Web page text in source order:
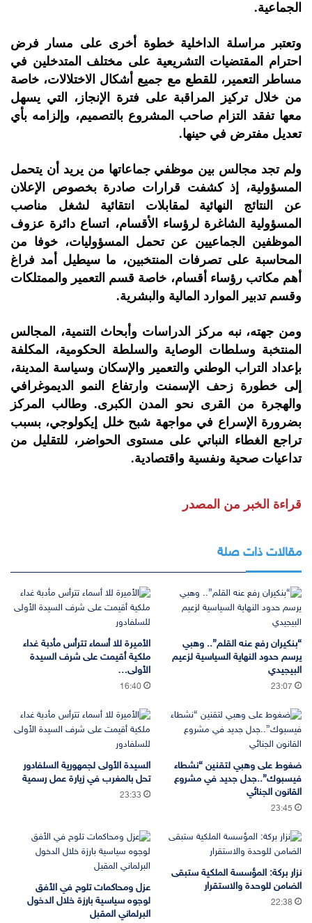
الجماعية.
وتعتبر مراسلة الداخلية خطوة أخرى على مسار فرض
احترام المقتضيات التشريعية على مختلف المتدخلين في
مساطر التعمير، للقطع مع جميع أشكال الاختلالات، خاصة
من خلال تركيز المراقبة على فترة الإنجاز، التي يسهل
معها تفقد التزام صاحب المشروع بالتصميم، وإلزامه بأي
تعديل مفترض في حينها.
ولم تجد مجالس بين موظفي جماعاتها من يريد أن يتحمل
المسؤولية، إذ كشفت قرارات صادرة بخصوص الإعلان
عن النتائج النهائية لمقابلات انتقائية لشغل مناصب
المسؤولية الشاغرة لرؤساء الأقسام، اتساع دائرة عزوف
الموظفين الجماعيين عن تحمل المسؤوليات، خوفا من
المحاسبة على تصرفات المنتخبين، ما سيطيل أمد فراغ
أهم مكاتب رؤساء أقسام، خاصة قسم التعمير والممتلكات
وقسم تدبير الموارد المالية والبشرية.
ومن جهته، نبه مركز الدراسات وأبحاث التنمية، المجالس
المنتخبة وسلطات الوصاية والسلطة الحكومية، المكلفة
بإعداد التراب الوطني والتعمير والإسكان وسياسة المدينة،
إلى خطورة زحف الإسمنت وارتفاع النمو الديموغرافي
والهجرة من القرى نحو المدن الكبرى. وطالب المركز
بضرورة الإسراع في مواجهة شبح خلل إيكولوجي، بسبب
تراجع الغطاء النباتي على مستوى الحواضر، للتقليل من
تداعيات صحية ونفسية واقتصادية.
قراءة الخبر من المصدر
مقالات ذات صلة
“بنكيران رفع عنه القلم”.. وهبي
يرسم حدود النهاية السياسية لزعيم
البيجيدي
23:07
الأميرة للا أسماء تترأس مأدبة غداء
ملكية أقيمت على شرف السيدة
الأولى…
16:40
ضغوط على وهبي لتقنين “نشطاء
فيسبوك”..جدل جديد في مشروع
القانون الجنائي
23:45
السيدة الأولى لجمهورية السلفادور
تحل بالمغرب في زيارة عمل رسمية
23:33
نزار بركة: المؤسسة الملكية ستبقى
الضامن للوحدة والاستقرار
22:38
عزل ومحاكمات تلوح في الأفق
لوجوه سياسية بارزة خلال الدخول
البرلماني المقبل